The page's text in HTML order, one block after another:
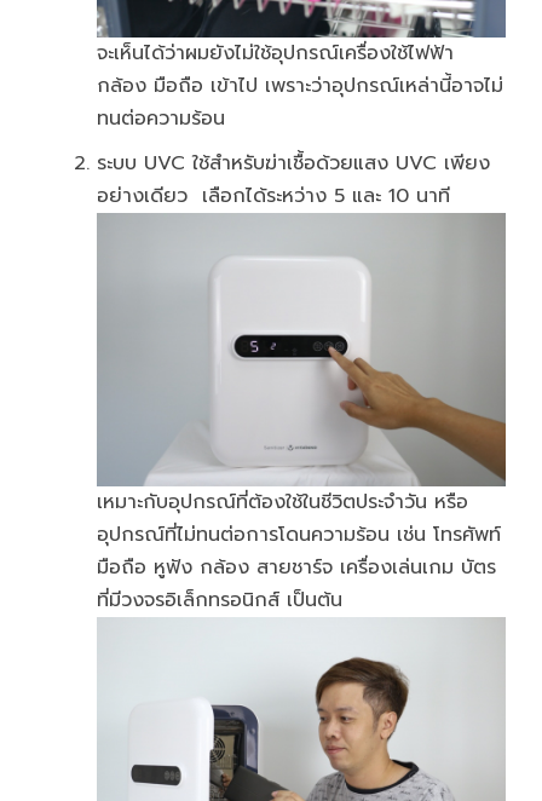
จะเห็นได้ว่าผมยังไม่ใช้อุปกรณ์เครื่องใช้ไฟฟ้า
กล้อง มือถือ เข้าไป เพราะว่าอุปกรณ์เหล่านี้อาจไม่
ทนต่อความร้อน
ระบบ UVC ใช้สำหรับฆ่าเชื้อด้วยแสง UVC เพียง
อย่างเดียว เลือกได้ระหว่าง 5 และ 10 นาที
เหมาะกับอุปกรณ์ที่ต้องใช้ในชีวิตประจำวัน หรือ
อุปกรณ์ที่ไม่ทนต่อการโดนความร้อน เช่น โทรศัพท์
มือถือ หูฟัง กล้อง สายชาร์จ เครื่องเล่นเกม บัตร
ที่มีวงจรอิเล็กทรอนิกส์ เป็นต้น